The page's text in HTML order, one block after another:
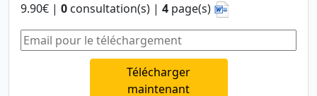
9.90€ | 0 consultation(s) | 4 page(s)
Télécharger
maintenant